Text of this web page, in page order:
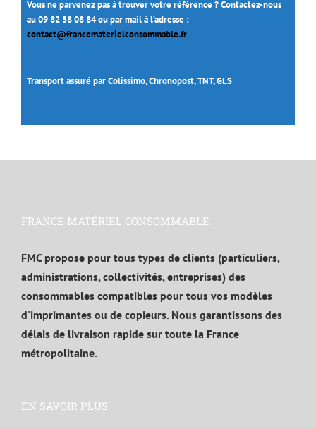
Vous ne parvenez pas à trouver votre référence ? Contactez-nous
au 09 82 58 08 84 ou par mail à l’adresse :
contact@francematerielconsommable.fr
Transport assuré par Colissimo, Chronopost, TNT, GLS
FRANCE MATÉRIEL CONSOMMABLE
FMC propose pour tous types de clients (particuliers,
administrations, collectivités, entreprises) des
consommables compatibles pour tous vos modèles
d'imprimantes ou de copieurs. Nous garantissons des
délais de livraison rapide sur toute la France
métropolitaine.
EN SAVOIR PLUS